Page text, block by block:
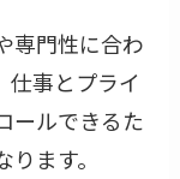
専門性に合わ
仕事とプライ
ールできるた
ます。